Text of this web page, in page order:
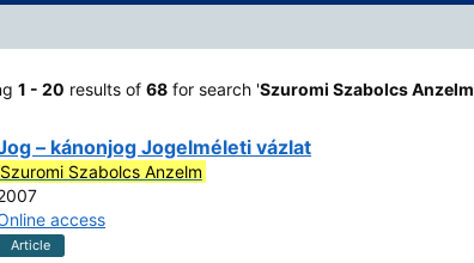
1 - 20 results of 68 for search 'Szuromi Szabolcs Anzelm
– kánonjog Jogelméleti vázlat
Szuromi Szabolcs Anzelm
access
Article